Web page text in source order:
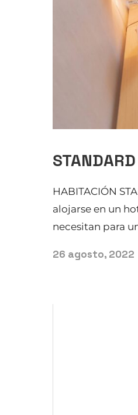
STANDARD
HABITACIÓN
alojarse en un
necesitan para
26 agosto, 2022